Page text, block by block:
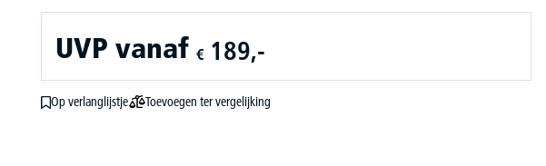
UVP vanaf € 189,-
Op verlanglijstje
Toevoegen ter vergelijking